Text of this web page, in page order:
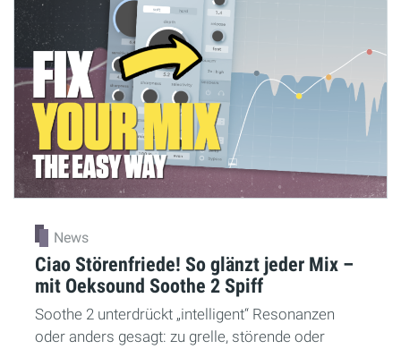
News
Ciao Störenfriede! So glänzt jeder Mix –
mit Oeksound Soothe 2 Spiff
Soothe 2 unterdrückt „intelligent“ Resonanzen
oder anders gesagt: zu grelle, störende oder